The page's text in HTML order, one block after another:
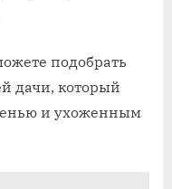
подобрать
дачи, который
и ухоженным